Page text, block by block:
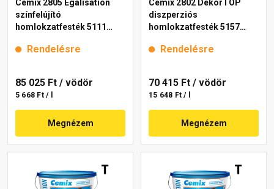
Cemix 2805 Egalisation
színfelújító
homlokzatfesték 5111
Rendelésre
85 025 Ft / vödör
5 668 Ft / l
Megnézem
Cemix 2802 DekorTOP
diszperziós
homlokzatfesték 5157
Rendelésre
70 415 Ft / vödör
15 648 Ft / l
Megnézem